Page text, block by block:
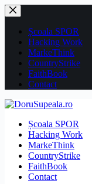
Sari
la
conținutȘcoala SPOR
Hacking Work
MarkeThink
CountryStrike
FaithBook
Contact
Școala SPOR
Hacking Work
MarkeThink
CountryStrike
FaithBook
Contact